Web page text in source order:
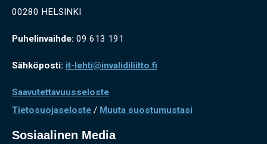
00280 HELSINKI
Puhelinvaihde: 09 613 191
Sähköposti: it-lehti@invalidiliitto.fi
Saavutettavuusseloste
Tietosuojaseloste / Muuta suostumustasi
Sosiaalinen Media